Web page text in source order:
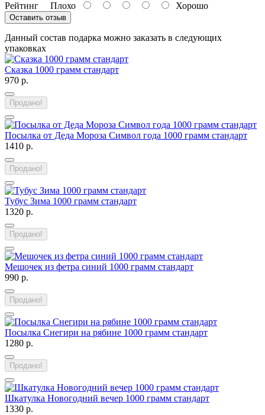
Рейтинг Плохо Хорошо
Оставить отзыв
Данный состав подарка можно заказать в следующих
упаковках
Сказка 1000 грамм стандарт
970 р.
Продано!
Посылка от Деда Мороза Символ года 1000 грамм стандарт
1410 р.
Продано!
Тубус Зима 1000 грамм стандарт
1320 р.
Продано!
Мешочек из фетра синий 1000 грамм стандарт
990 р.
Продано!
Посылка Снегири на рябине 1000 грамм стандарт
1280 р.
Продано!
Шкатулка Новогодний вечер 1000 грамм стандарт
1330 р.